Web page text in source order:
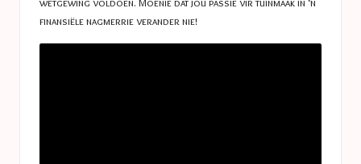
finansiële nagmerrie verander nie!